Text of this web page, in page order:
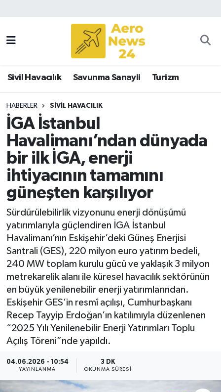
Sivil Havacılık Savunma Sanayii Turizm
HABERLER SIVIL HAVACILIK
İGA İstanbul
Havalimanı’ndan dünyada
bir ilk İGA, enerji
ihtiyacının tamamını
güneşten karşılıyor
Sürdürülebilirlik vizyonunu enerji dönüşümü
yatırımlarıyla güçlendiren İGA İstanbul
Havalimanı’nın Eskişehir’deki Güneş Enerjisi
Santrali (GES), 220 milyon euro yatırım bedeli,
240 MW toplam kurulu gücü ve yaklaşık 3 milyon
metrekarelik alanı ile küresel havacılık sektörünün
en büyük yenilenebilir enerji yatırımlarından.
Eskişehir GES’in resmî açılışı, Cumhurbaşkanı
Recep Tayyip Erdoğan’ın katılımıyla düzenlenen
“2025 Yılı Yenilenebilir Enerji Yatırımları Toplu
Açılış Töreni”nde yapıldı.
04.06.2026 - 10:54
YAYINLANMA
3 DK
OKUNMA SÜRESI